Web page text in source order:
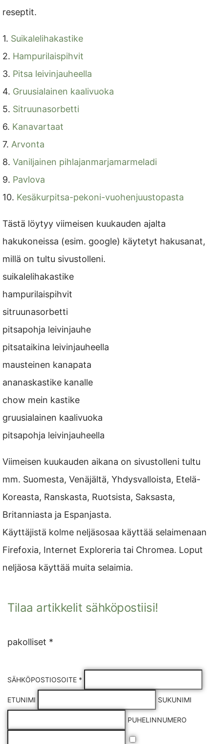
reseptit.
1. Suikalelihakastike
2. Hampurilaispihvit
3. Pitsa leivinjauheella
4. Gruusialainen kaalivuoka
5. Sitruunasorbetti
6. Kanavartaat
7. Arvonta
8. Vaniljainen pihlajanmarjamarmeladi
9. Pavlova
10. Kesäkurpitsa-pekoni-vuohenjuustopasta
Tästä löytyy viimeisen kuukauden ajalta
hakukoneissa (esim. google) käytetyt hakusanat,
millä on tultu sivustolleni.
suikalelihakastike
hampurilaispihvit
sitruunasorbetti
pitsapohja leivinjauhe
pitsataikina leivinjauheella
mausteinen kanapata
ananaskastike kanalle
chow mein kastike
gruusialainen kaalivuoka
pitsapohja leivinjauheella
Viimeisen kuukauden aikana on sivustolleni tultu
mm. Suomesta, Venäjältä, Yhdysvalloista, Etelä-
Koreasta, Ranskasta, Ruotsista, Saksasta,
Britanniasta ja Espanjasta.
Käyttäjistä kolme neljäsosaa käyttää selaimenaan
Firefoxia, Internet Exploreria tai Chromea. Loput
neljäosa käyttää muita selaimia.
Tilaa artikkelit sähköpostiisi!
pakolliset *
SÄHKÖPOSTIOSOITE *
ETUNIMI SUKUNIMI
PUHELINNUMERO